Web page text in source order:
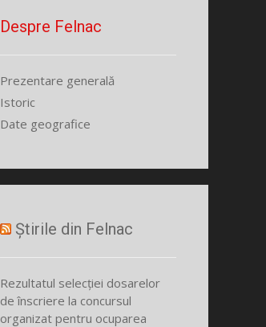
Despre Felnac
Prezentare generală
Istoric
Date geografice
Știrile din Felnac
Rezultatul selecției dosarelor
de înscriere la concursul
organizat pentru ocuparea